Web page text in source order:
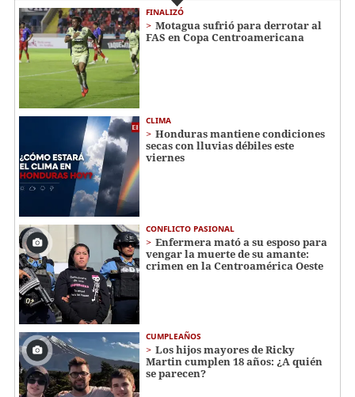
FINALIZÓ
Motagua sufrió para derrotar al
FAS en Copa Centroamericana
CLIMA
Honduras mantiene condiciones
secas con lluvias débiles este
viernes
CONFLICTO PASIONAL
Enfermera mató a su esposo para
vengar la muerte de su amante:
crimen en la Centroamérica Oeste
CUMPLEAÑOS
Los hijos mayores de Ricky
Martin cumplen 18 años: ¿A quién
se parecen?